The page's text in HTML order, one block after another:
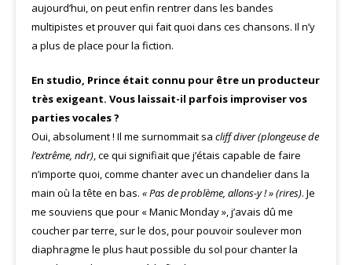
aujourd’hui, on peut enfin rentrer dans les bandes
multipistes et prouver qui fait quoi dans ces chansons. Il n’y
a plus de place pour la fiction.
En studio, Prince était connu pour être un producteur
très exigeant. Vous laissait-il parfois improviser vos
parties vocales ?
Oui, absolument ! Il me surnommait sa cliff diver (plongeuse de
l’extrême, ndr), ce qui signifiait que j’étais capable de faire
n’importe quoi, comme chanter avec un chandelier dans la
main où la tête en bas. « Pas de problème, allons-y ! » (rires). Je
me souviens que pour « Manic Monday », j’avais dû me
coucher par terre, sur le dos, pour pouvoir soulever mon
diaphragme le plus haut possible du sol pour chanter la